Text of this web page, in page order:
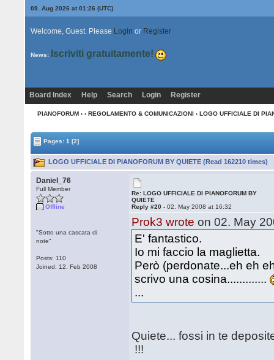
09. Aug 2026 at 01:26 (UTC)
Welcome, Guest. Please Login or Register
News: Iscriviti gratuitamente!
Board Index Help Search Login Register
PIANOFORUM› › REGOLAMENTO & COMUNICAZIONI › LOGO UFFICIALE DI
Pages:1 [2]
LOGO UFFICIALE DI PIANOFORUM BY QUIETE (Read 162210 times)
Daniel_76
Full Member
Offline
"Sotto una cascata di
note"
Posts: 110
Joined: 12. Feb 2008
Re: LOGO UFFICIALE DI PIANOFORUM BY
QUIETE
Reply #20 -02. May 2008 at 16:32
Prok3 wrote on 02. May
E' fantastico.
Io mi faccio la maglietta.
Però (perdonate...eh eh
scrivo una cosina.............
...
Quiete... fossi in te
!!!